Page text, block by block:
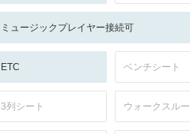
ミュージックプレイヤー接続可
ETC ベンチシート
3列シート ウォークスルー